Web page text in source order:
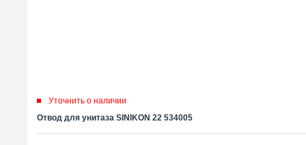
Уточнить о наличии
Отвод для унитаза SINIKON 22 534005